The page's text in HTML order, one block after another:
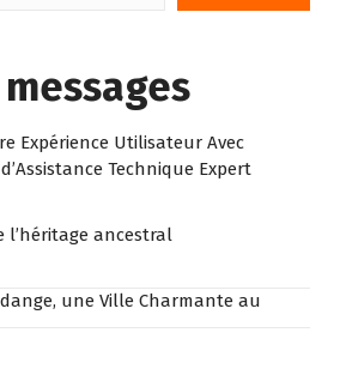
Expérience Utilisateur Avec
Technique Expert
l’héritage ancestral
une Ville Charmante au